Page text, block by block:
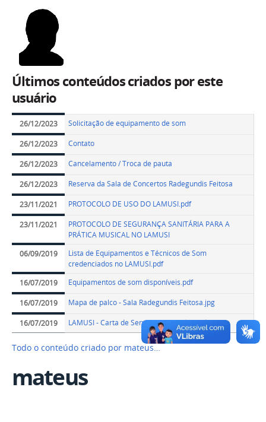
Últimos conteúdos criados por este
usuário
26/12/2023 Solicitação de equipamento de som
26/12/2023 Contato
26/12/2023 Cancelamento / Troca de pauta
26/12/2023 Reserva da Sala de Concertos Radegundis Feitosa
23/11/2021 PROTOCOLO DE USO DO LAMUSI.pdf
23/11/2021
PROTOCOLO DE SEGURANÇA SANITÁRIA PARA A
PRÁTICA MUSICAL NO LAMUSI
06/09/2019
Lista de Equipamentos e Técnicos de Som
credenciados no LAMUSI.pdf
16/07/2019
Equipamentos de som disponíveis.pdf
16/07/2019 Mapa de palco - Sala Radegundis Feitosa.jpg
16/07/2019 LAMUSI - Carta de Servicos ao Usuário.pdf
Todo o conteúdo criado por mateus…
mateus